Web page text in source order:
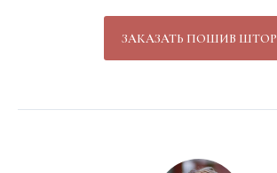
ЗАКАЗАТЬ ПОШИВ ШТОР